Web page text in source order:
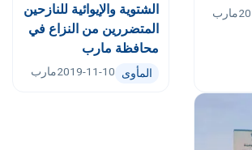
مارب
الشتوية والإيوائية للنازحين
المتضررين من النزاع في
محافظة مارب
المأوى 2019-11-10مارب